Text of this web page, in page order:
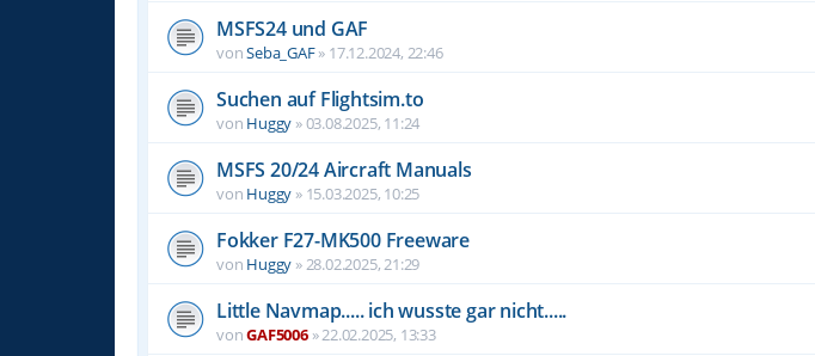
MSFS24 und GAF
vonSeba_GAF» 17.12.2024, 22:46
Suchen auf Flightsim.to
von Huggy »03.08.2025, 11:24
MSFS 20/24 Aircraft Manuals
von Huggy » 15.03.2025, 10:25
Fokker F27-MK500 Freeware
von Huggy »28.02.2025, 21:29
Little Navmap..... ich wusste gar nicht.....
vonGAF5006»22.02.2025, 13:33